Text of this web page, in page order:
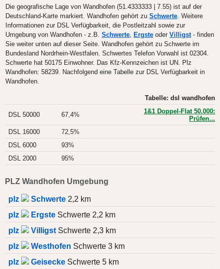
Die geografische Lage von Wandhofen (51.4333333 | 7.55) ist auf der
Deutschland-Karte markiert. Wandhofen gehört zu Schwerte. Weitere
Informationen zur DSL Verfügbarkeit, die Postleitzahl sowie zur
Umgebung von Wandhofen - z.B. Schwerte, Ergste oder Villigst- finden
Sie weiter unten auf dieser Seite. Wandhofen gehört zu Schwerte im
Bundesland Nordrhein-Westfalen. Schwertes Telefon Vorwahl ist 02304.
Schwerte hat 50175 Einwohner. Das Kfz-Kennzeichen ist UN. Plz
Wandhofen: 58239. Nachfolgend eine Tabelle zur DSL Verfügbarkeit in
Wandhofen.
Tabelle: dsl wandhofen
DSL 50000 67,4%
1&1 Doppel-Flat 50.000:
Prüfen...
DSL 16000
72,5%
DSL 6000
93%
DSL 2000
95%
PLZ Wandhofen Umgebung
plz Schwerte 2,2 km
plz
Ergste Schwerte 2,2 km
plz
Villigst Schwerte 2,3 km
plz
Westhofen Schwerte 3 km
plz
Geisecke Schwerte 5 km